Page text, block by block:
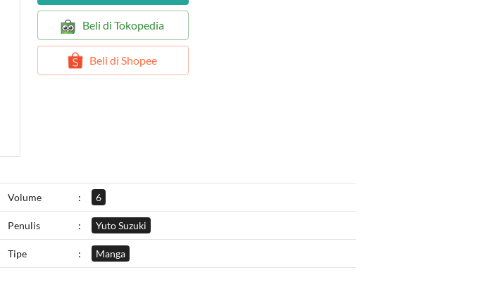
` Beli di Tokopedia
` Beli di Shopee
Volume : 6
Penulis : Yuto Suzuki
Tipe : Manga